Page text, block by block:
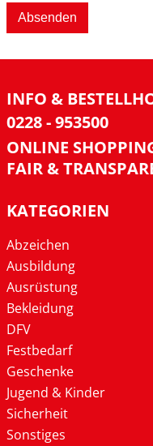
Absenden
INFO &
0228 - 953500
ONLINE
FAIR &
KATEGORIEN
Abzeichen
Ausbildung
Ausrüstung
Bekleidung
DFV
Festbedarf
Geschenke
Jugend & Kinder
Sicherheit
Sonstiges